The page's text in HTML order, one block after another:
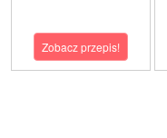
Zobacz przepis!